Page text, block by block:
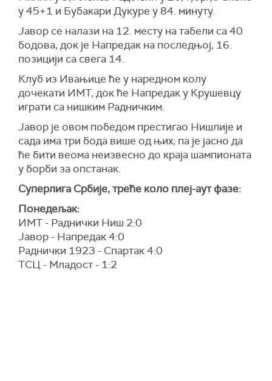
у 45+1 и Бубакари Дукуре у 84. минуту.
Јавор се налази на 12. месту на табели са 40
бодова, док је Напредак на последњој, 16.
позицији са свега 14.
Клуб из Ивањице ће у наредном колу
дочекати ИМТ, док ће Напредак у Крушевцу
играти са нишким Радничким.
Јавор је овом победом престигао Нишлије и
сада има три бода више од њих, па је јасно да
ће бити веома неизвесно до краја шампионата
у борби за опстанак.
Суперлига Србије, треће коло плеј-аут фазе:
Понедељак:
ИМТ - Раднички Ниш 2:0
Јавор - Напредак 4:0
Раднички 1923 - Спартак 4:0
ТСЦ - Младост - 1:2